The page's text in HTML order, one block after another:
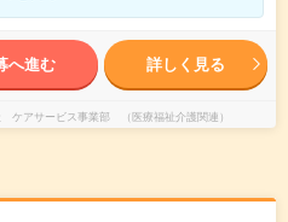
へ進む 詳しく見る
ケアサービス事業部 （医療福祉介護関連）